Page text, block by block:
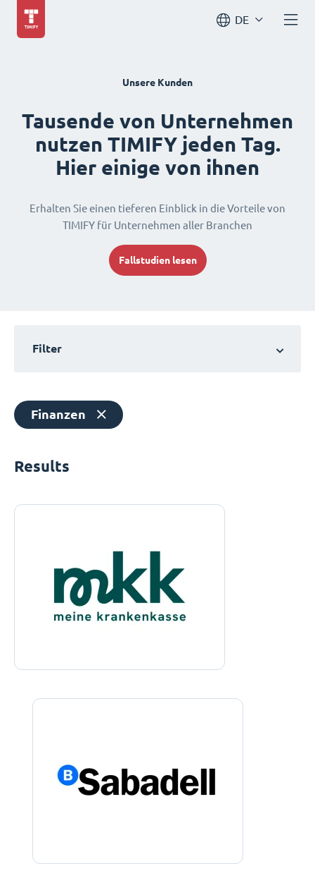
DE
Unsere Kunden
Tausende von Unternehmen
nutzen TIMIFY jeden Tag.
Hier einige von ihnen
Erhalten Sie einen tieferen Einblick in die Vorteile von
TIMIFY für Unternehmen aller Branchen
Fallstudien lesen
Filter
Finanzen
Results